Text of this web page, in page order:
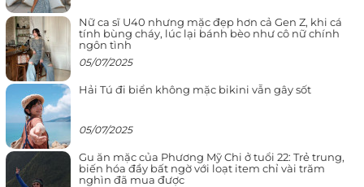
Nữ ca sĩ U40 nhưng mặc đẹp hơn cả Gen Z, khi cá
tính bùng cháy, lúc lại bánh bèo như cô nữ chính
ngôn tình
05/07/2025
Hải Tú đi biển không mặc bikini vẫn gây sốt
05/07/2025
Gu ăn mặc của Phương Mỹ Chi ở tuổi 22: Trẻ trung,
biến hóa đầy bất ngờ với loạt item chỉ vài trăm
nghìn đã mua được